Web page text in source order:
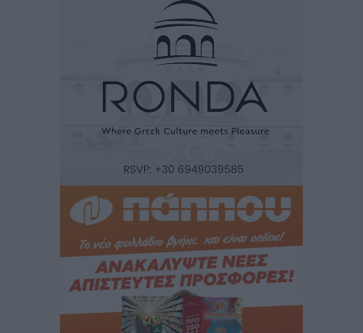
πριν 13 ώρες
Αυτοκίνητο μπήκε παράνομα σε μονόδρομο στο
Μαστιχάρι – Αναποδογύρισε όχημα με μητέρα και
“Η Ευρώπη αντιμετώπιζε το προσφυγικό σαν ταινία
τρόμου” – Η συγκλονιστική μαρτυρία της Χαρούλας
Γιασιράνη στον RV για τα γεγονότα που οδήγησαν στο
Σύμφωνο της Λέρου
Τοπικές Ειδήσεις• πριν 13 ώρες
Συναυλία με τον Γιάννη Κότσιρα στις 21 Αυγούστου
πριν 13 ώρες